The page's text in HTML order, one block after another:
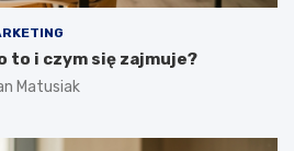
i czym się zajmuje?
Matusiak